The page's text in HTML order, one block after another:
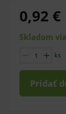
0,92 €
Skladom
ks
Pridať